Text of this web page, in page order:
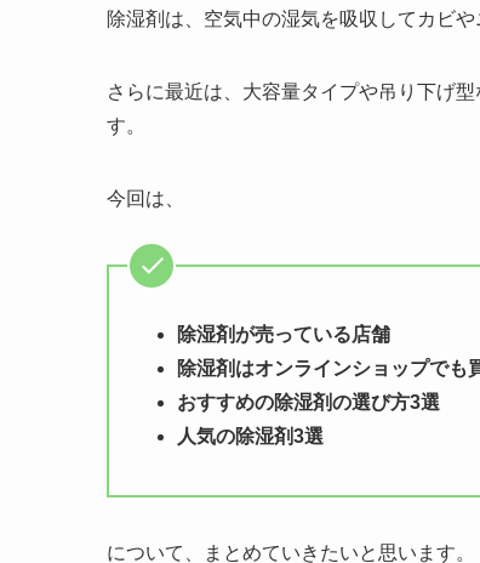
除湿剤は、空気中の湿気を吸収してカビ
さらに最近は、大容量タイプや吊り下げ
す。
今回は、
除湿剤が売っている店舗
除湿剤はオンラインショップでも
おすすめの除湿剤の選び方3選
人気の除湿剤3選
について、まとめていきたいと思います。